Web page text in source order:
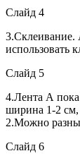
Слайд 4
3.Склеивание.
использовать
Слайд 5
4.Лента А пока
ширина 1-2 см,
2.Можно
Слайд 6